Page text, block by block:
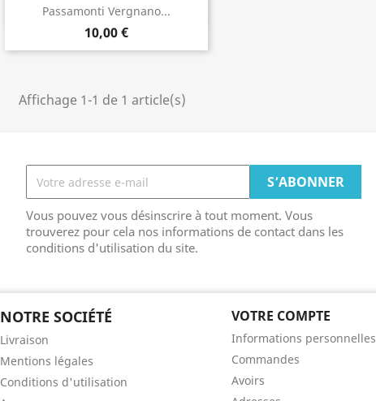
Passamonti Vergnano...
10,00 €
Aperçu rapide
Affichage 1-1 de 1 article(s)
Vous pouvez vous désinscrire à tout moment. Vous
trouverez pour cela nos informations de contact dans les
conditions d'utilisation du site.
NOTRE SOCIÉTÉ
Livraison
Mentions légales
Conditions d'utilisation
VOTRE COMPTE
Informations personnelles
Commandes
Avoirs